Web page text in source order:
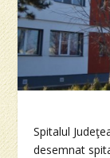
Spitalul
desemnat